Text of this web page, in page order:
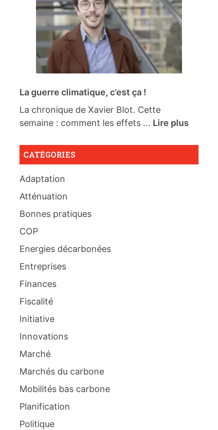
La guerre climatique, c’est ça !
La chronique de Xavier Blot. Cette
semaine : comment les effets ... Lire plus
CATÉGORIES
Adaptation
Atténuation
Bonnes pratiques
COP
Energies décarbonées
Entreprises
Finances
Fiscalité
Initiative
Innovations
Marché
Marchés du carbone
Mobilités bas carbone
Planification
Politique